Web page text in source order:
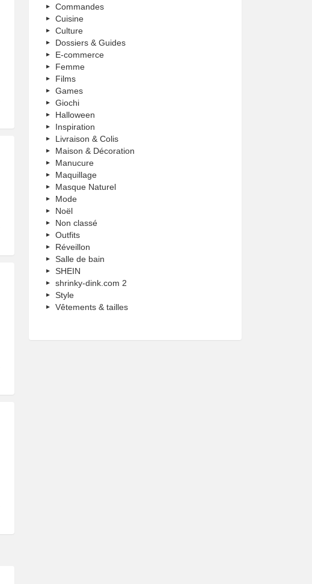
Commandes
Cuisine
Culture
Dossiers & Guides
E-commerce
Femme
Films
Games
Giochi
Halloween
Inspiration
Livraison & Colis
Maison & Décoration
Manucure
Maquillage
Masque Naturel
Mode
Noël
Non classé
Outfits
Réveillon
Salle de bain
SHEIN
shrinky-dink.com 2
Style
Vêtements & tailles